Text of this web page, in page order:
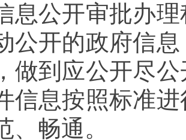
息公开审批办
公开的政府信
做到应公开尽公
信息按照标准
、畅通。